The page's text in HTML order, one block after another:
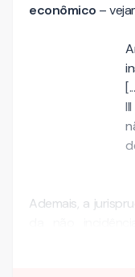
econômico –
Ademais, a